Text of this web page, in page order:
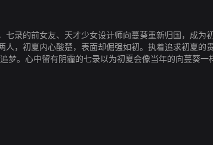
录的前女友、天才少女设计师向蔓葵重新归国，成为
，初夏内心酸楚，表面却倔强如初。执着追求初夏的
。心中留有阴霾的七录以为初夏会像当年的向蔓葵